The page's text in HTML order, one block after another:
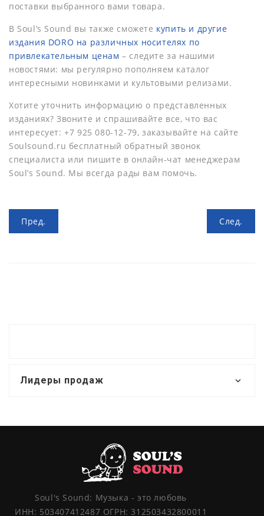
поставки выбранного вами товара.
В Soul’s Sound вы также сможете купить и другие
издания DORO на различных носителях по
привлекательным ценам – следите за нашими
новостями: мы регулярно пополняем каталог
интересными новинками и культовыми релизами.
Хотите уточнить информацию о представленных
изданиях? Звоните и спрашивайте все, что вас
интересует: +7 925 080-12-79, заказывайте на сайте
Soulsound.ru бесплатный обратный звонок
специалиста или пишите в онлайн-чат менеджерам
Soul’s Sound. Мы всегда рады вам помочь.
Пред. След.
Лидеры продаж
Soul's Sound: Музыка - это любовь
ИНН: 503407412487 ОГРН: 312503432800011